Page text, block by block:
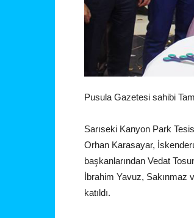
Pusula Gazetesi sahibi
Sarıseki Kanyon Park
Orhan Karasayar,
başkanlarından Vedat
İbrahim Yavuz, Sakınmaz
katıldı.